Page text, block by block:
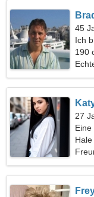
45
Ich
190
27
Hale